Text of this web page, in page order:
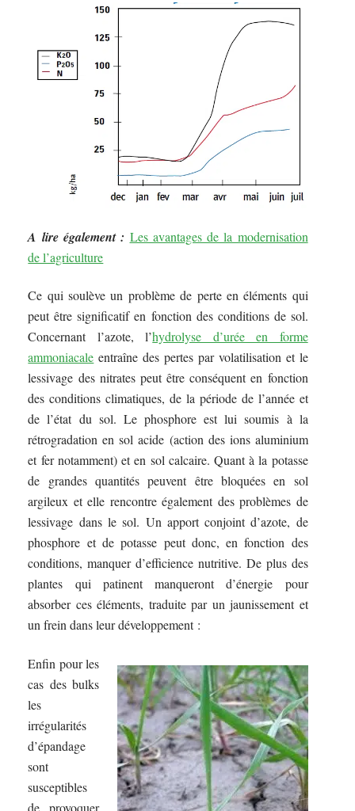
A lire également : Les avantages de la modernisation
de l’agriculture
Ce qui soulève un problème de perte en éléments qui
peut être significatif en fonction des conditions de sol.
Concernant l’azote, l’hydrolyse d’urée en forme
ammoniacale entraîne des pertes par volatilisation et le
lessivage des nitrates peut être conséquent en fonction
des conditions climatiques, de la période de l’année et
de l’état du sol. Le phosphore est lui soumis à la
rétrogradation en sol acide (action des ions aluminium
et fer notamment) et en sol calcaire. Quant à la potasse
de grandes quantités peuvent être bloquées en sol
argileux et elle rencontre également des problèmes de
lessivage dans le sol. Un apport conjoint d’azote, de
phosphore et de potasse peut donc, en fonction des
conditions, manquer d’efficience nutritive. De plus des
plantes qui patinent manqueront d’énergie pour
absorber ces éléments, traduite par un jaunissement et
un frein dans leur développement :
Enfin pour les
cas des bulks
les
irrégularités
d’épandage
sont
susceptibles
de provoquer